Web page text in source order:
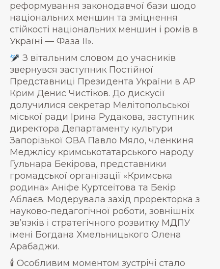
реформування законодавчої бази щодо
національних меншин та зміцнення
стійкості національних меншин і ромів в
Україні — Фаза ІІ».
З вітальним словом до учасників
звернувся заступник Постійної
Представниці Президента України в АР
Крим Денис Чистіков. До дискусії
долучилися секретар Мелітопольської
міської ради Ірина Рудакова, заступник
директора Департаменту культури
Запорізької ОВА Павло Мяло, членкиня
Меджлісу кримськотатарського народу
Гульнара Бекірова, представники
громадської організації «Кримська
родина» Аніфе Куртсеітова та Бекір
Аблаєв. Модерувала захід проректорка з
науково-педагогічної роботи, зовнішніх
зв’язків і стратегічного розвитку МДПУ
імені Богдана Хмельницького Олена
Арабаджи.
🕯 Особливим моментом зустрічі стало